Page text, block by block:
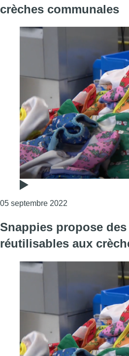
crèches communales
05 septembre 2022
Snappies propose
réutilisables aux